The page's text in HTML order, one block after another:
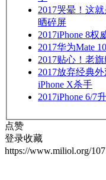
2017哭晕！这
晒碎屏
2017iPhone 8权
2017华为Mate
2017贴心！老
2017放弃经典
iPhone X杀手
2017iPhone 6/7
点赞
登录收藏
https://www.miliol.org/